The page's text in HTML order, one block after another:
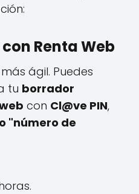
Renta Web
ágil. Puedes
tu borrador
con Cl@ve PIN,
"número de